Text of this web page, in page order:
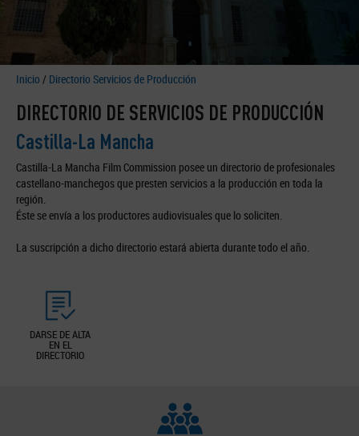
Inicio / Directorio Servicios de Producción
DIRECTORIO DE SERVICIOS DE PRODUCCIÓN
Castilla-La Mancha
Castilla-La Mancha Film Commission posee un directorio de profesionales
castellano-manchegos que presten servicios a la producción en toda la
región.
Éste se envía a los productores audiovisuales que lo soliciten.
La suscripción a dicho directorio estará abierta durante todo el año.
DARSE DE ALTA
EN EL
DIRECTORIO